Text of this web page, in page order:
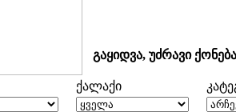
გაყიდვა, უძრავი
ქალაქი